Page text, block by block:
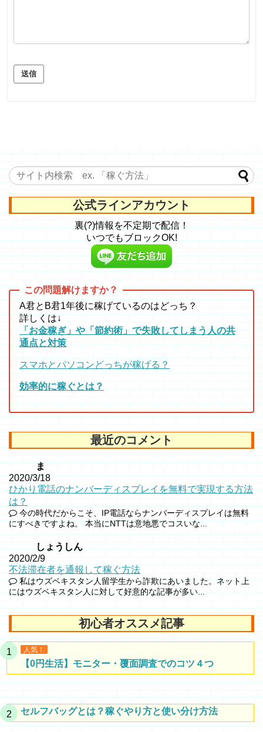
送信
公式ラインアカウント
裏(?)情報を不定期で配信！
いつでもブロックOK!
A君とB君1年後に稼げているのはどっち？
詳しくは↓
「お金稼ぎ」や「節約術」で失敗してしまう人の共
通点と対策
スマホとパソコンどっちが稼げる？
効率的に稼ぐとは？
最近のコメント
ま
2020/3/18
ひかり電話のナンバーディスプレイを無料で実現する方法
は？
今の時代だからこそ、IP電話ならナンバーディスプレイは無料
にすべきですよね。 本当にNTTは意地悪でコスいな...
しょうしん
2020/2/9
不法滞在者を通報して稼ぐ方法
私はウズベキスタン人留学生から詐欺にあいました。ネット上
にはウズベキスタン人に対して好意的な記事が多い...
初心者オススメ記事
人気！
【0円生活】モニター・覆面調査でのコツ４つ
セルフバッグとは？稼ぐやり方と使い分け方法